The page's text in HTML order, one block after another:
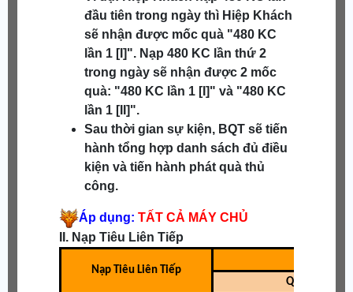
đầu tiên trong ngày thì Hiệp Khách
sẽ nhận được mốc quà "480 KC
lần 1 [I]". Nạp 480 KC lần thứ 2
trong ngày sẽ nhận được 2 mốc
quà: "480 KC lần 1 [I]" và "480 KC
lần 1 [II]".
Sau thời gian sự kiện, BQT sẽ tiến
hành tổng hợp danh sách đủ điều
kiện và tiến hành phát quà thủ
công.
Áp dụng: TẤT CẢ MÁY CHỦ
II. Nạp Tiêu Liên Tiếp
Nạp Tiêu Liên Tiếp
Quà